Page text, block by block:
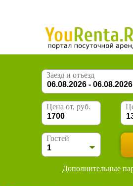
Заезд и отъезд
Цена от, руб.
Гостей
Дополнительные